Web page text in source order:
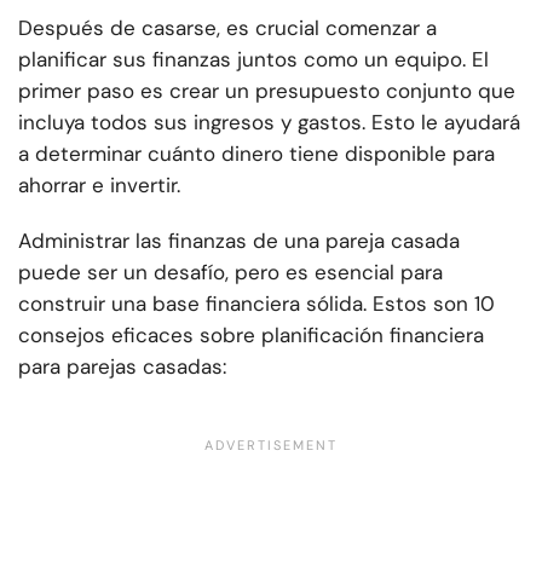
Después de casarse, es crucial comenzar a
planificar sus finanzas juntos como un equipo. El
primer paso es crear un presupuesto conjunto que
incluya todos sus ingresos y gastos. Esto le ayudará
a determinar cuánto dinero tiene disponible para
ahorrar e invertir.
Administrar las finanzas de una pareja casada
puede ser un desafío, pero es esencial para
construir una base financiera sólida. Estos son 10
consejos eficaces sobre planificación financiera
para parejas casadas: